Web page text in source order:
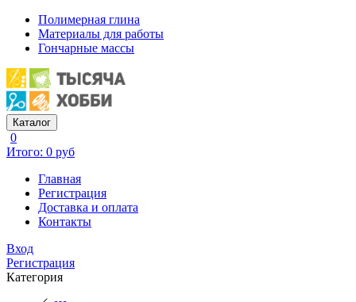
Полимерная глина
Материалы для работы
Гончарные массы
Каталог
0
Итого: 0 руб
Главная
Регистрация
Доставка и оплата
Контакты
Вход
Регистрация
Категория